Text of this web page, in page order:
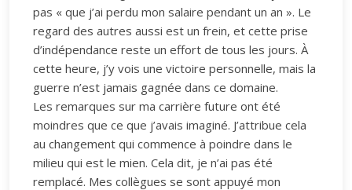
pas « que j’ai perdu mon salaire pendant un an ». Le
regard des autres aussi est un frein, et cette prise
d’indépendance reste un effort de tous les jours. À
cette heure, j’y vois une victoire personnelle, mais la
guerre n’est jamais gagnée dans ce domaine.
Les remarques sur ma carrière future ont été
moindres que ce que j’avais imaginé. J’attribue cela
au changement qui commence à poindre dans le
milieu qui est le mien. Cela dit, je n’ai pas été
remplacé. Mes collègues se sont appuyé mon